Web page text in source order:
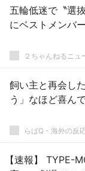
五輪低迷で〝選
にベストメンバ
２ちゃんねるニュ
飼い主と再会し
う」なほど喜ん
らばQ - 海外の反
【速報】 TYPE-